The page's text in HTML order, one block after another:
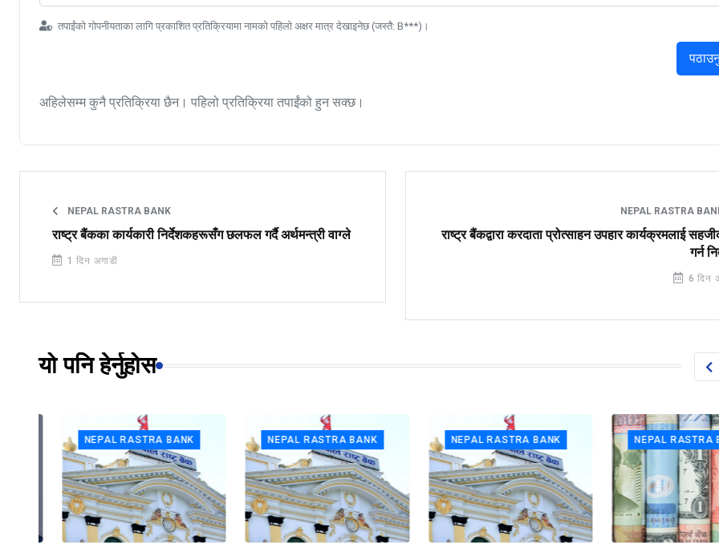
तपाईंको गोपनीयताका लागि प्रकाशित प्रतिक्रियामा नामको पहिलो अक्षर मात्र देखाइनेछ (जस्तै: B***)।
अहिलेसम्म कुनै प्रतिक्रिया छैन। पहिलो प्रतिक्रिया तपाईंको हुन सक्छ।
NEPAL RASTRA BANK
राष्ट्र बैंकका कार्यकारी निर्देशकहरूसँग छलफल गर्दै अर्थमन्त्री वाग्ले
1 दिन अगाडी
NEPAL RASTRA
राष्ट्र बैंकद्वारा करदाता प्रोत्साहन उपहार कार्यक्रमलाई
गर्न
6 दिन
यो पनि हेर्नुहोस
NEPAL RASTRA BANK NEPAL RASTRA BANK NEPAL RASTRA BANK NEPAL RASTRA